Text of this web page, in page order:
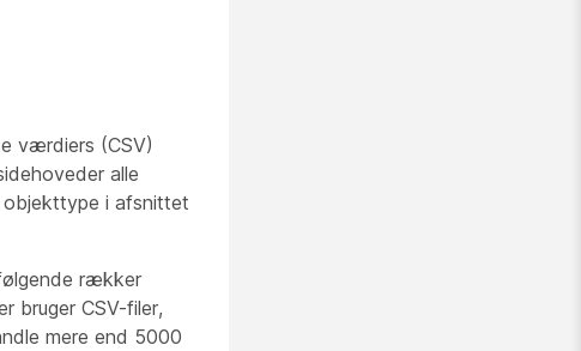
værdiers (CSV)
alle
i afsnittet
rækker
bruger CSV-filer,
mere end 5000